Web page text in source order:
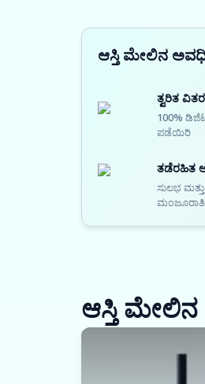
ಆಸ್ತಿ ಮೇಲಿನ
ತ್ವರಿತ
100%
ಪಡೆಯಿರಿ
ತಡೆರಹಿತ
ಸುಲಭ
ಆಸ್ತಿ ಮೇಲಿನ